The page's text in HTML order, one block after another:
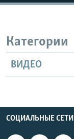
Категории
ВИДЕО
СОЦИАЛЬНЫЕ СЕТИ